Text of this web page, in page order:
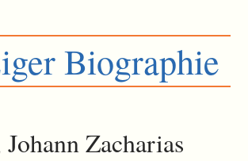
Biographie
Zacharias